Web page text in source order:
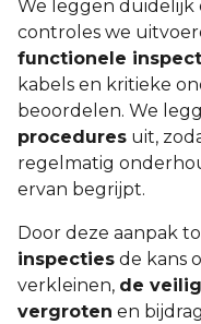
We leggen
controles we
functionele
kabels en kritieke
beoordelen. We
procedures uit,
regelmatig
ervan begrijpt.
Door deze aanpak
inspecties de kans
verkleinen, de
vergroten en